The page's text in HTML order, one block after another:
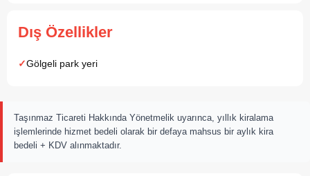
Dış Özellikler
Gölgeli park yeri
Taşınmaz Ticareti Hakkında Yönetmelik uyarınca, yıllık kiralama
işlemlerinde hizmet bedeli olarak bir defaya mahsus bir aylık kira
bedeli + KDV alınmaktadır.